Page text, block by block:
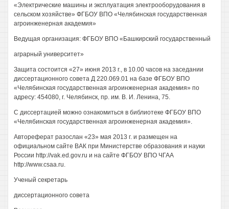
«Электрические машины и эксплуатация электрооборудования в
сельском хозяйстве» ФГБОУ ВПО «Челябинская государственная
агроинженерная академия»
Ведущая организация: ФГБОУ ВПО «Башкирский государственный
аграрный университет»
Защита состоится «27» июня 2013 г., в 10.00 часов на заседании
диссертационного совета Д 220.069.01 на базе ФГБОУ ВПО
«Челябинская государственная агроинженерная академия» по
адресу: 454080, г. Челябинск, пр. им. В. И. Ленина, 75.
С диссертацией можно ознакомиться в библиотеке ФГБОУ ВПО
«Челябинская государственная агроинженерная академия».
Автореферат разослан «23» мая 2013 г. и размещен на
официальном сайте ВАК при Министерстве образования и науки
России http://vak.ed.gov.ru и на сайте ФГБОУ ВПО ЧГАА
http://www.csaa.ru.
Ученый секретарь
диссертационного совета